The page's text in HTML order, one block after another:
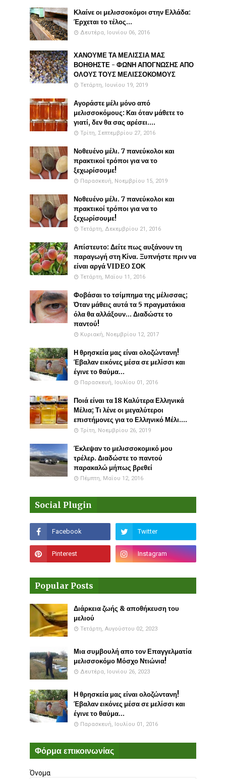
Κλαίνε οι μελισσοκόμοι στην Ελλάδα:
Έρχεται το τέλος...
Δευτέρα, Ιουνίου 06, 2016
ΧΑΝΟΥΜΕ ΤΑ ΜΕΛΙΣΣΙΑ ΜΑΣ
ΒΟΗΘΗΣΤΕ - ΦΩΝΗ ΑΠΟΓΝΩΣΗΣ ΑΠΟ
ΟΛΟΥΣ ΤΟΥΣ ΜΕΛΙΣΣΟΚΟΜΟΥΣ
Τετάρτη, Ιουνίου 19, 2019
Αγοράστε μέλι μόνο από
μελισσοκόμους: Και όταν μάθετε το
γιατί, δεν θα σας αρέσει....
Τρίτη, Σεπτεμβρίου 27, 2016
Νοθευένο μέλι. 7 πανεύκολοι και
πρακτικοί τρόποι για να το
ξεχωρίσουμε!
Παρασκευή, Νοεμβρίου 15, 2019
Νοθευένο μέλι. 7 πανεύκολοι και
πρακτικοί τρόποι για να το
ξεχωρίσουμε!
Τετάρτη, Δεκεμβρίου 21, 2016
Απίστευτο: Δείτε πως αυξάνουν τη
παραγωγή στη Κίνα. Ξυπνήστε πριν να
είναι αργά VIDEO ΣΟΚ
Τετάρτη, Μαΐου 11, 2016
Φοβάσαι το τσίμπημα της μέλισσας;
Όταν μάθεις αυτά τα 5 πραγματάκια
όλα θα αλλάξουν... Διαδώστε το
παντού!
Κυριακή, Νοεμβρίου 12, 2017
Η θρησκεία μας είναι ολοζώντανη!
Έβαλαν εικόνες μέσα σε μελίσσι και
έγινε το θαύμα...
Παρασκευή, Ιουλίου 01, 2016
Ποιά είναι τα 18 Καλύτερα Ελληνικά
Μέλια; Τι λένε οι μεγαλύτεροι
επιστήμονες για το Ελληνικό Μέλι....
Τρίτη, Νοεμβρίου 26, 2019
Έκλεψαν το μελισσοκομικό μου
τρέλερ. Διαδώστε το παντού
παρακαλώ μήπως βρεθεί
Πέμπτη, Μαΐου 12, 2016
Social Plugin
Popular Posts
Διάρκεια ζωής & αποθήκευση του
μελιού
Τετάρτη, Αυγούστου 02, 2023
Μια συμβουλή απο τον Επαγγελματία
μελισσοκόμο Μόσχο Ντιώνια!
Δευτέρα, Ιουνίου 26, 2023
Η θρησκεία μας είναι ολοζώντανη!
Έβαλαν εικόνες μέσα σε μελίσσι και
έγινε το θαύμα...
Παρασκευή, Ιουλίου 01, 2016
Φόρμα επικοινωνίας
Όνομα